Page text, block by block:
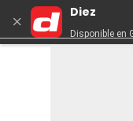
×
Diez
Disponible en